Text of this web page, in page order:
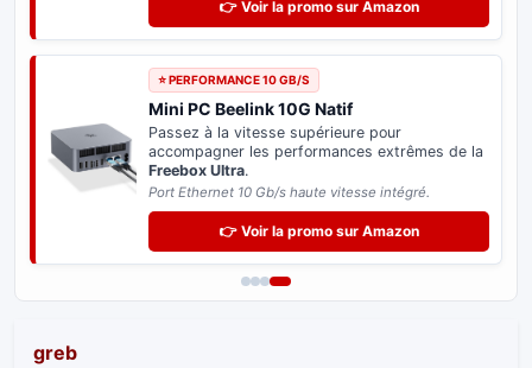
👉 Voir la promo sur Amazon
⭐ PERFORMANCE 10 GB/S
Mini PC Beelink 10G Natif
Passez à la vitesse supérieure pour
accompagner les performances extrêmes de la
Freebox Ultra.
Port Ethernet 10 Gb/s haute vitesse intégré.
👉 Voir la promo sur Amazon
greb